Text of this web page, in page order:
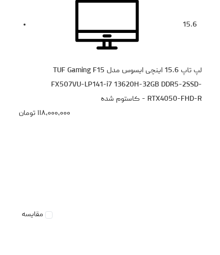
15.6
لپ تاپ 15.6 اینچی ایسوس مدل TUF Gaming F15
FX507VU-LP141-i7 13620H-32GB DDR5-2SSD-
RTX4050-FHD-R - کاستوم شده
۱۱۸،۰۰۰،۰۰۰ تومان
مقایسه